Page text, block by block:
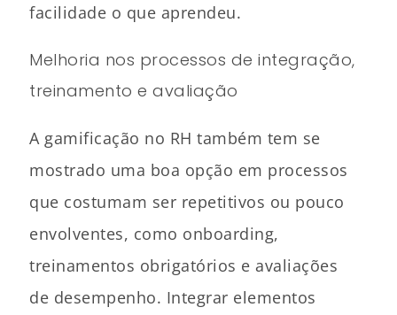
facilidade o que aprendeu.
Melhoria nos processos de integração,
treinamento e avaliação
A gamificação no RH também tem se
mostrado uma boa opção em processos
que costumam ser repetitivos ou pouco
envolventes, como onboarding,
treinamentos obrigatórios e avaliações
de desempenho. Integrar elementos